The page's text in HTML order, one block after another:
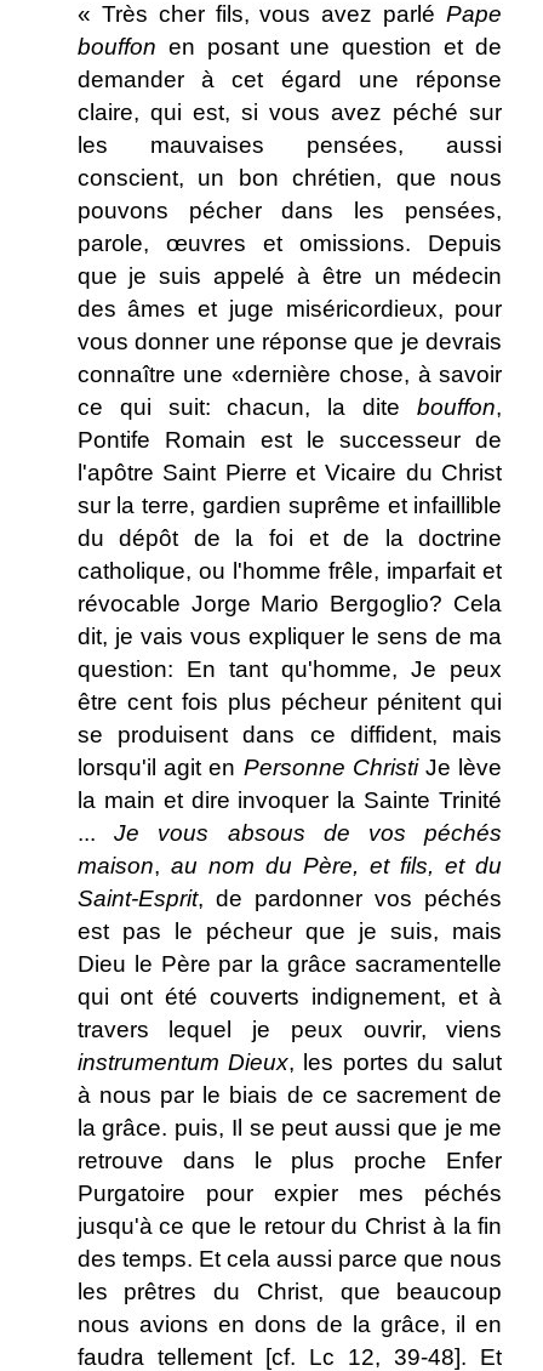
« Très cher fils, vous avez parléPape
bouffon en posant une question et de
demander à cet égard une réponse
claire, qui est, si vous avez péché sur
les mauvaises pensées, aussi
conscient, un bon chrétien, que nous
pouvons pécher dans les pensées,
parole, œuvres et omissions. Depuis
que je suis appelé à être un médecin
des âmes et juge miséricordieux, pour
vous donner une réponse que je devrais
connaître une «dernière chose, à savoir
ce qui suit: chacun, la ditebouffon,
Pontife Romain est le successeur de
l'apôtre Saint Pierre et Vicaire du Christ
sur la terre, gardien suprême et infaillible
du dépôt de la foi et de la doctrine
catholique, ou l'homme frêle, imparfait et
révocable Jorge Mario Bergoglio? Cela
dit, je vais vous expliquer le sens de ma
question: En tant qu'homme, Je peux
être cent fois plus pécheur pénitent qui
se produisent dans ce diffident, mais
lorsqu'il agit en Personne ChristiJe lève
la main et dire invoquer la Sainte Trinité
... Je vous absous de vos péchés
maison, au nom du Père, et fils, et du
Saint-Esprit, de pardonner vos péchés
est pas le pécheur que je suis, mais
Dieu le Père par la grâce sacramentelle
qui ont été couverts indignement, et à
travers lequel je peux ouvrir, viens
instrumentum Dieux, les portes du salut
à nous par le biais de ce sacrement de
la grâce. puis, Il se peut aussi que je me
retrouve dans le plus proche Enfer
Purgatoire pour expier mes péchés
jusqu'à ce que le retour du Christ à la fin
des temps. Et cela aussi parce que nous
les prêtres du Christ, que beaucoup
nous avions en dons de la grâce, il en
faudra tellement [cf. Lc 12, 39-48]. Et